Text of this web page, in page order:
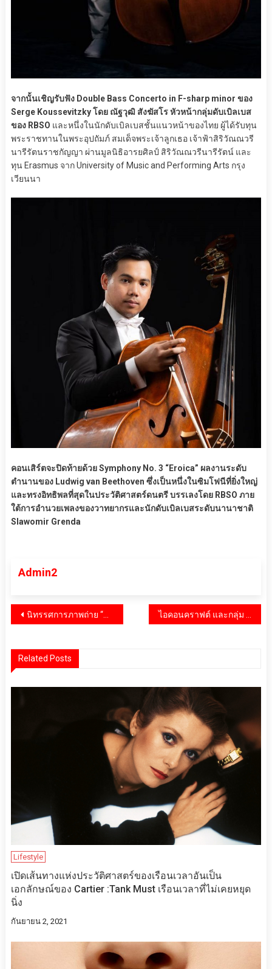
จากนั้นเชิญรับฟัง Double Bass Concerto in F-sharp minor ของ
Serge Koussevitzky โดย ณัฐวุฒิ สังฆัสโร หัวหน้ากลุ่มดับเบิลเบส
ของ RBSO และหนึ่งในนักดับเบิลเบสชั้นแนวหน้าของไทย ผู้ได้รับทุน
พระราชทานในพระอุปถัมภ์ สมเด็จพระเจ้าลูกเธอ เจ้าฟ้าสิริวัณณวรี
นารีรัตนราชกัญญา ผ่านมูลนิธิอารยศิลป์ สิริวัณณวรีนารีรัตน์ และ
ทุน Erasmus จาก University of Music and Performing Arts กรุง
เวียนนา
คอนเสิร์ตจะปิดท้ายด้วย Symphony No. 3 “Eroica” ผลงานระดับ
ตำนานของ Ludwig van Beethoven ซึ่งเป็นหนึ่งในซิมโฟนีที่ยิ่งใหญ่
และทรงอิทธิพลที่สุดในประวัติศาสตร์ดนตรี บรรเลงโดย RBSO ภาย
ใต้การอำนวยเพลงของวาทยากรและนักดับเบิลเบสระดับนานาชาติ
Slawomir Grenda
Admin2
แนะแนว
นิทรรศการภาพถ่าย “Spirit of Asia: A New Perspective on Busan and Pohang”กระชับความสัมพันธ์ราชอาณาจักรไทยและสาธารณรัฐเกาหลี
Related Posts
Lifestyle
เปิดเส้นทางแห่งประวัติศาสตร์ของเรือนเวลาอันเป็น
เอกลักษณ์ของ Cartier :Tank Must เรือนเวลาที่ไม่เคยหยุด
นิ่ง
กันยายน 2, 2021